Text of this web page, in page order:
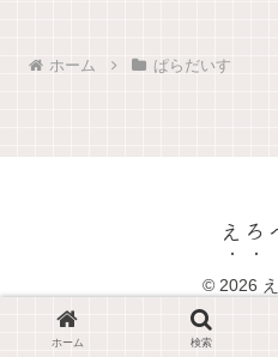
ホーム ぱらだいす
えろ
© 2026 え
ホーム 検索